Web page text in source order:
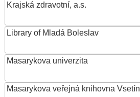
Krajská zdravotní, a.s.
Library of Mladá Boleslav
Masarykova univerzita
Masarykova veřejná knihovna Vsetín